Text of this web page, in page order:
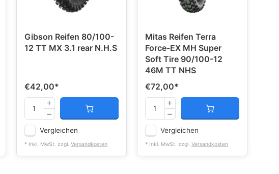
Gibson Reifen 80/100-
12 TT MX 3.1 rear N.H.S
€42,00*
Vergleichen
* Inkl. MwSt. zzgl. Versandkosten
Mitas Reifen Terra
Force-EX MH Super
Soft Tire 90/100-12
46M TT NHS
€72,00*
Vergleichen
* Inkl. MwSt. zzgl. Versandkosten